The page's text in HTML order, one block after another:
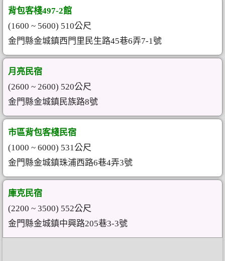
背包客棧497-2館
(1600 ~ 5600) 510公尺
金門縣金城鎮西門里民生路45巷6弄7-1號
月亮民宿
(2600 ~ 2600) 520公尺
金門縣金城鎮民族路8號
市區背包客棧民宿
(1000 ~ 6000) 531公尺
金門縣金城鎮珠浦西路6巷4弄3號
庫克民宿
(2200 ~ 3500) 552公尺
金門縣金城鎮中興路205巷3-3號